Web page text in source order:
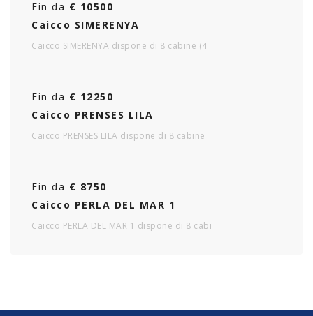
Fin da € 10500
Caicco SIMERENYA
Caicco SIMERENYA dispone di 8 cabine (4
Fin da € 12250
Caicco PRENSES LILA
Caicco PRENSES LILA dispone di 8 cabine
Fin da € 8750
Caicco PERLA DEL MAR 1
Caicco PERLA DEL MAR 1 dispone di 8 cabi